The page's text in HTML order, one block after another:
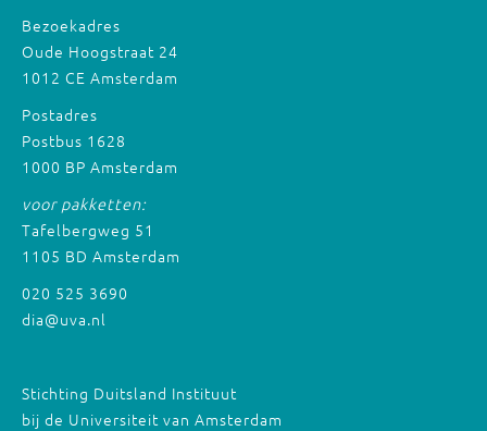
Bezoekadres
Oude Hoogstraat 24
1012 CE Amsterdam
Postadres
Postbus 1628
1000 BP Amsterdam
voor pakketten:
Tafelbergweg 51
1105 BD Amsterdam
020 525 3690
dia@uva.nl
Stichting Duitsland Instituut
bij de Universiteit van Amsterdam